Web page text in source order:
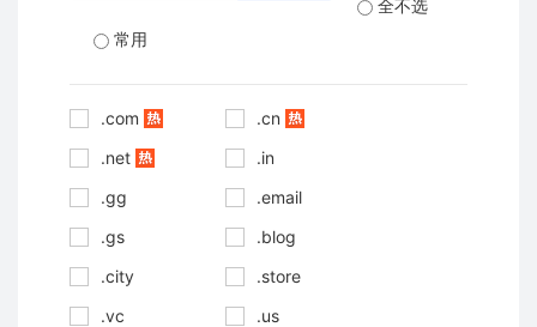
全不选
常用
.com
.cn
.net
.in
.gg
.email
.gs
.blog
.city
.store
.vc
.us